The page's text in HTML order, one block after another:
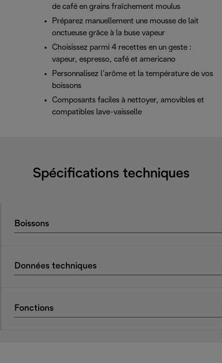
de café en grains fraîchement moulus
Préparez manuellement une mousse de lait
onctueuse grâce à la buse vapeur
Choisissez parmi 4 recettes en un geste :
vapeur, espresso, café et americano
Personnalisez l’arôme et la température de vos
boissons
Composants faciles à nettoyer, amovibles et
compatibles lave-vaisselle
Spécifications techniques
Boissons
Données techniques
Fonctions